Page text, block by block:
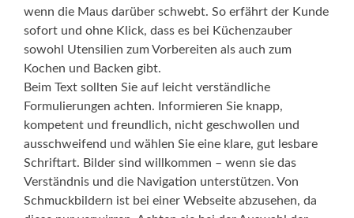
wenn die Maus darüber schwebt. So erfährt der Kunde
sofort und ohne Klick, dass es bei Küchenzauber
sowohl Utensilien zum Vorbereiten als auch zum
Kochen und Backen gibt.
Beim Text sollten Sie auf leicht verständliche
Formulierungen achten. Informieren Sie knapp,
kompetent und freundlich, nicht geschwollen und
ausschweifend und wählen Sie eine klare, gut lesbare
Schriftart. Bilder sind willkommen – wenn sie das
Verständnis und die Navigation unterstützen. Von
Schmuckbildern ist bei einer Webseite abzusehen, da